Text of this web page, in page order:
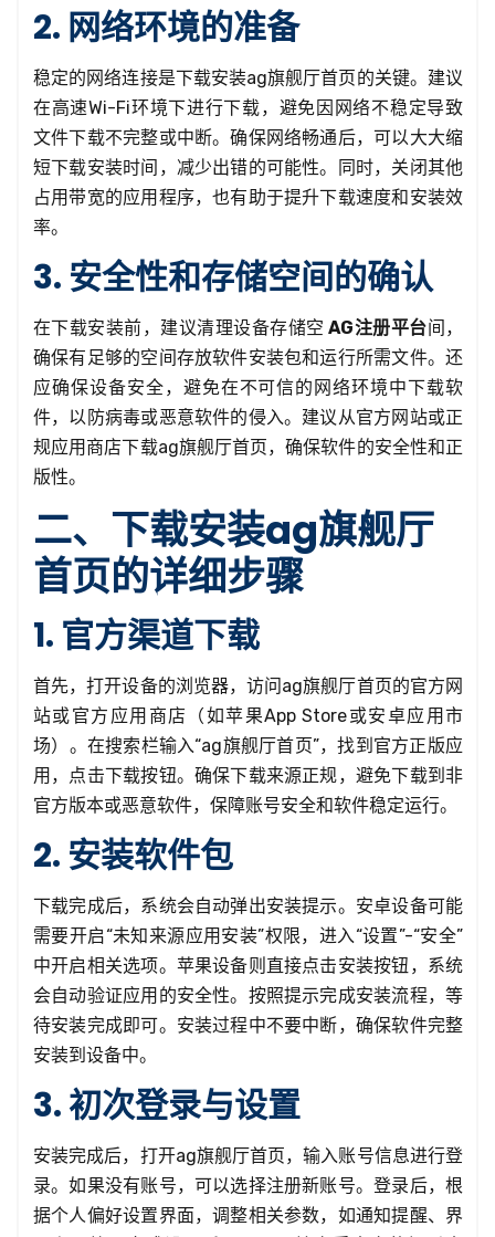
2. 网络环境的准备
稳定的网络连接是下载安装ag旗舰厅首页的关键。建议
在高速Wi-Fi环境下进行下载，避免因网络不稳定导致
文件下载不完整或中断。确保网络畅通后，可以大大缩
短下载安装时间，减少出错的可能性。同时，关闭其他
占用带宽的应用程序，也有助于提升下载速度和安装效
率。
3. 安全性和存储空间的确认
在下载安装前，建议清理设备存储空 AG注册平台间，
确保有足够的空间存放软件安装包和运行所需文件。还
应确保设备安全，避免在不可信的网络环境中下载软
件，以防病毒或恶意软件的侵入。建议从官方网站或正
规应用商店下载ag旗舰厅首页，确保软件的安全性和正
版性。
二、下载安装ag旗舰厅
首页的详细步骤
1. 官方渠道下载
首先，打开设备的浏览器，访问ag旗舰厅首页的官方网
站或官方应用商店（如苹果App Store或安卓应用市
场）。在搜索栏输入“ag旗舰厅首页”，找到官方正版应
用，点击下载按钮。确保下载来源正规，避免下载到非
官方版本或恶意软件，保障账号安全和软件稳定运行。
2. 安装软件包
下载完成后，系统会自动弹出安装提示。安卓设备可能
需要开启“未知来源应用安装”权限，进入“设置”-“安全”
中开启相关选项。苹果设备则直接点击安装按钮，系统
会自动验证应用的安全性。按照提示完成安装流程，等
待安装完成即可。安装过程中不要中断，确保软件完整
安装到设备中。
3. 初次登录与设置
安装完成后，打开ag旗舰厅首页，输入账号信息进行登
录。如果没有账号，可以选择注册新账号。登录后，根
据个人偏好设置界面，调整相关参数，如通知提醒、界